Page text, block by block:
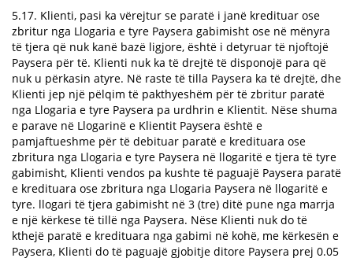
5.17. Klienti, pasi ka vërejtur se paratë i janë kredituar ose
zbritur nga Llogaria e tyre Paysera gabimisht ose në mënyra
të tjera që nuk kanë bazë ligjore, është i detyruar të njoftojë
Paysera për të. Klienti nuk ka të drejtë të disponojë para që
nuk u përkasin atyre. Në raste të tilla Paysera ka të drejtë, dhe
Klienti jep një pëlqim të pakthyeshëm për të zbritur paratë
nga Llogaria e tyre Paysera pa urdhrin e Klientit. Nëse shuma
e parave në Llogarinë e Klientit Paysera është e
pamjaftueshme për të debituar paratë e kredituara ose
zbritura nga Llogaria e tyre Paysera në llogaritë e tjera të tyre
gabimisht, Klienti vendos pa kushte të paguajë Paysera paratë
e kredituara ose zbritura nga Llogaria Paysera në llogaritë e
tyre. llogari të tjera gabimisht në 3 (tre) ditë pune nga marrja
e një kërkese të tillë nga Paysera. Nëse Klienti nuk do të
kthejë paratë e kredituara nga gabimi në kohë, me kërkesën e
Paysera, Klienti do të paguajë gjobitje ditore Paysera prej 0.05